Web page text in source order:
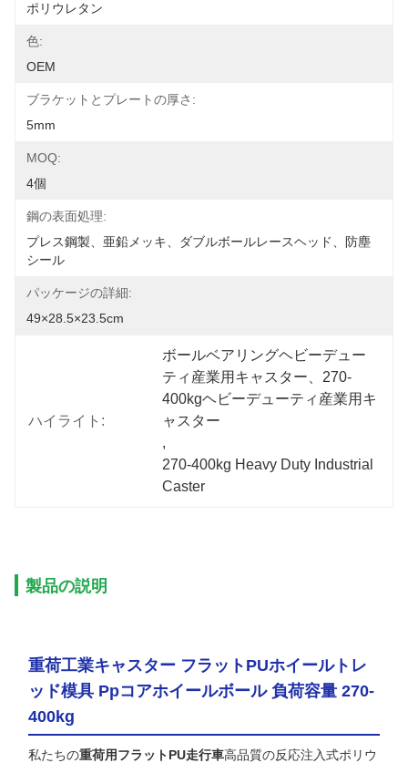
ポリウレタン
色:
OEM
ブラケットとプレートの厚さ:
5mm
MOQ:
4個
鋼の表面処理:
プレス鋼製、亜鉛メッキ、ダブルボールレースヘッド、防塵
シール
パッケージの詳細:
49×28.5×23.5cm
ハイライト:
ボールベアリングヘビーデュー
ティ産業用キャスター、270-
400kgヘビーデューティ産業用キ
ャスター
,
270-400kg Heavy Duty Industrial
Caster
製品の説明
重荷工業キャスター フラットPUホイールトレ
ッド模具 Ppコアホイールボール 負荷容量 270-
400kg
私たちの重荷用フラットPU走行車高品質の反応注入式ポリウ